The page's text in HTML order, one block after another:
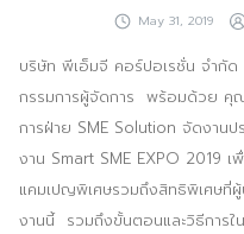
ผลิตสิ่งพิมพ์และที่เกี่ยวข้อ
พัฒนาผลิตภัณฑ์
หน้าแรก
อบรมสัมมนาออฟไลน์และ
May 31, 2019
บริษัท พีเอ็มจี คอร์ปอเรชั่น จำกั
กรรมการผู้จัดการ พร้อมด้วย
การฝ่าย SME Solution จัดงานป
งาน Smart SME EXPO 2019 เ
แคมเปญพิเศษรวมถึงสิทธิพิเศษที่
งานนี้ รวมถึงขั้นตอนและวิธีการใ